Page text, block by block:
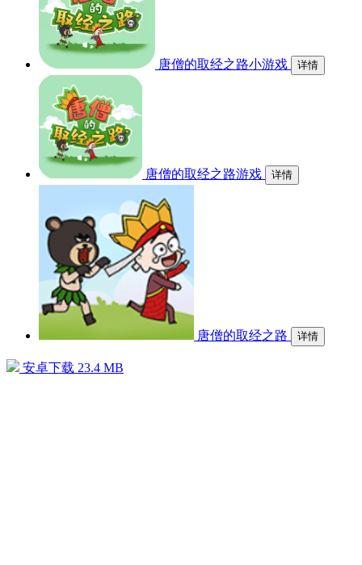
唐僧的取经之路小游戏 详情
唐僧的取经之路游戏 详情
唐僧的取经之路 详情
安卓下载 23.4 MB